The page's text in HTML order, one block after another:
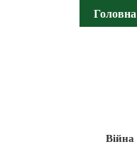
Головна
Війна